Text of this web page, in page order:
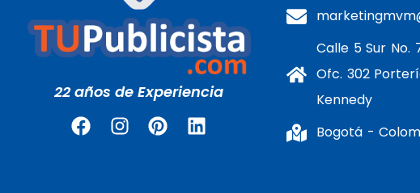
22 años de Experiencia
Calle 5 Sur No.
Ofc. 302
Kennedy
Bogotá -